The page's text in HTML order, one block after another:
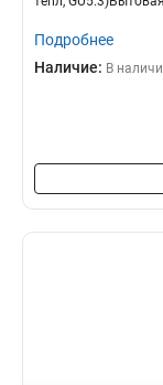
Подробнее
Наличие: В